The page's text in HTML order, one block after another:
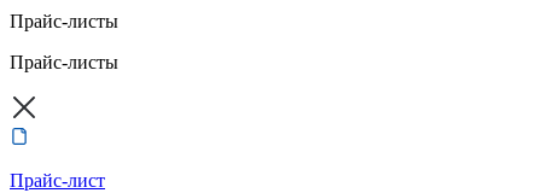
Прайс-листы
Прайс-листы
Прайс-лист